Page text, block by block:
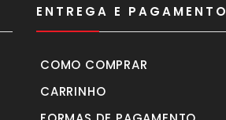
ENTREGA E PAGAMENTO
COMO COMPRAR
CARRINHO